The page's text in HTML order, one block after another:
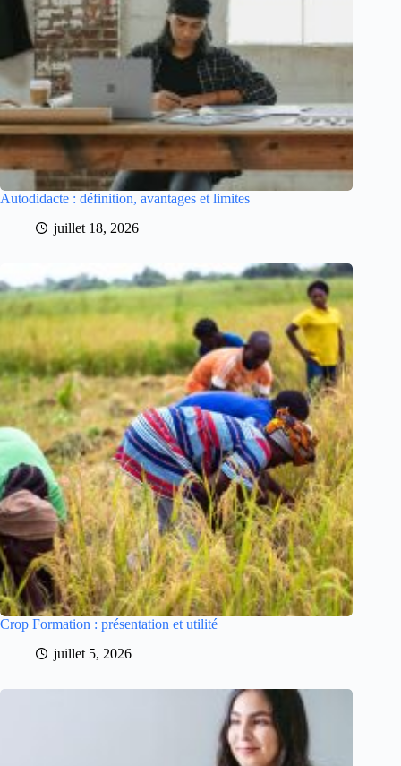
Autodidacte : définition, avantages et limites
juillet 18, 2026
Crop Formation : présentation et utilité
juillet 5, 2026